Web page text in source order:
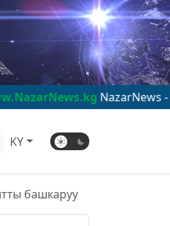
NazarNews - в центре
KY
башкаруу